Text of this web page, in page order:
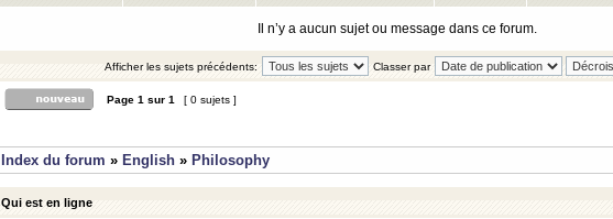
Il n’y a aucun sujet ou message dans ce forum.
Afficher les sujets précédents: Classer par
Page 1 sur 1 [ 0 sujets ]
Index du forum » English » Philosophy
Qui est en ligne